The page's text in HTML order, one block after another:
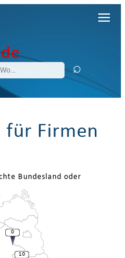
für Firmen
Bundesland oder
10
0